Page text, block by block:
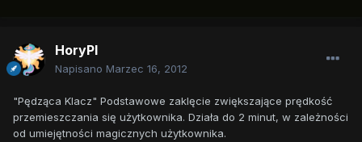
HoryPl
Napisano Marzec 16, 2012
"Pędząca Klacz" Podstawowe zaklęcie zwiększające prędkość
przemieszczania się użytkownika. Działa do 2 minut, w zależności
od umiejętności magicznych użytkownika.